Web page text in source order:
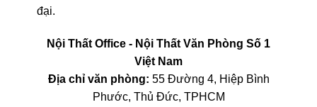
đại.
Nội Thất Office - Nội Thất Văn Phòng Số 1
Việt Nam
Địa chỉ văn phòng: 55 Đường 4, Hiệp Bình
Phước, Thủ Đức, TPHCM